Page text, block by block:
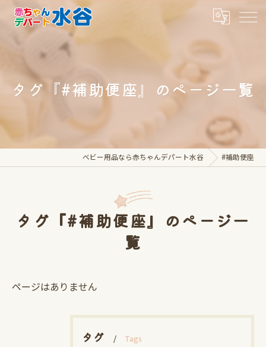
タグ『#補助便座』のページ一覧
ベビー用品なら赤ちゃんデパート水谷 #補助便座
タグ『#補助便座』のページ一
覧
ページはありません
タグ Tags